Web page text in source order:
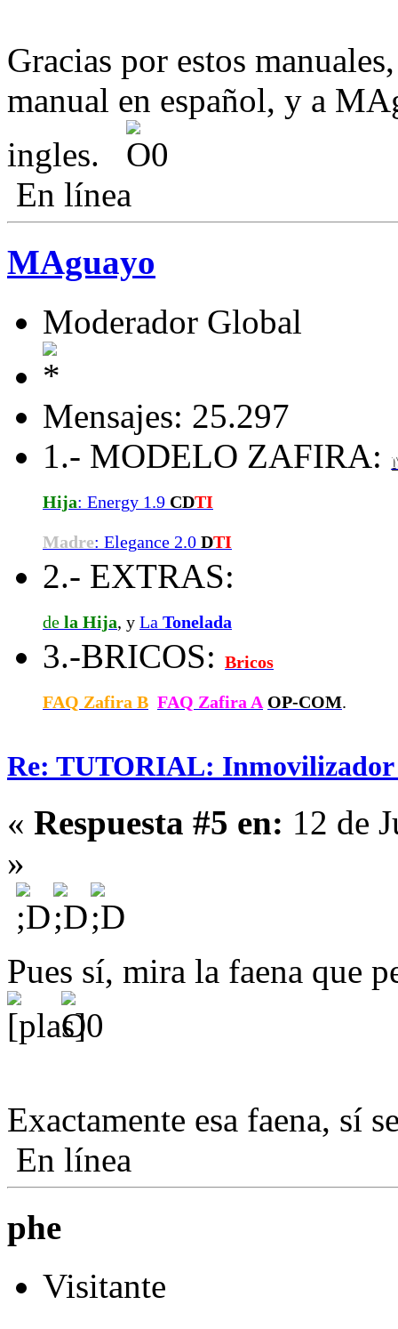
Gracias por estos
manual en español, y a
ingles.
En línea
MAguayo
Moderador Global
Mensajes: 25.297
1.- MODELO ZAFIRA:
Hija: Energy 1.9 CDTI
Madre: Elegance 2.0 DTI
2.- EXTRAS:
de la Hija, y La Tonelada
3.-BRICOS: Bricos
FAQ Zafira B FAQ Zafira A OP-COM.
Re: TUTORIAL: Inmovilizador
« Respuesta #5 en: 12 de
»
Pues sí, mira la faena que
Exactamente esa faena, sí
En línea
phe
Visitante